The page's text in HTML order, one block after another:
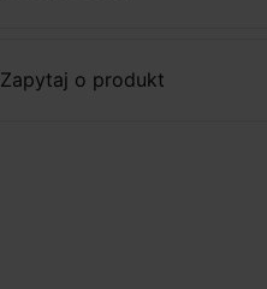
Zapytaj o produkt